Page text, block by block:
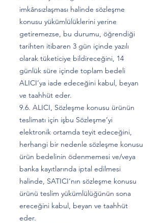
imkânsızlaşması halinde sözleşme
konusu yükümlülüklerini yerine
getiremezse, bu durumu, öğrendiği
tarihten itibaren 3 gün içinde yazılı
olarak tüketiciye bildireceğini, 14
günlük süre içinde toplam bedeli
ALICI’ya iade edeceğini kabul, beyan
ve taahhüt eder.
9.6. ALICI, Sözleşme konusu ürünün
teslimatı için işbu Sözleşme’yi
elektronik ortamda teyit edeceğini,
herhangi bir nedenle sözleşme konusu
ürün bedelinin ödenmemesi ve/veya
banka kayıtlarında iptal edilmesi
halinde, SATICI’nın sözleşme konusu
ürünü teslim yükümlülüğünün sona
ereceğini kabul, beyan ve taahhüt
eder.